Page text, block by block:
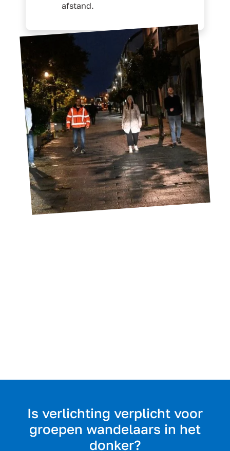
afstand.
Is verlichting verplicht voor
groepen wandelaars in het
donker?